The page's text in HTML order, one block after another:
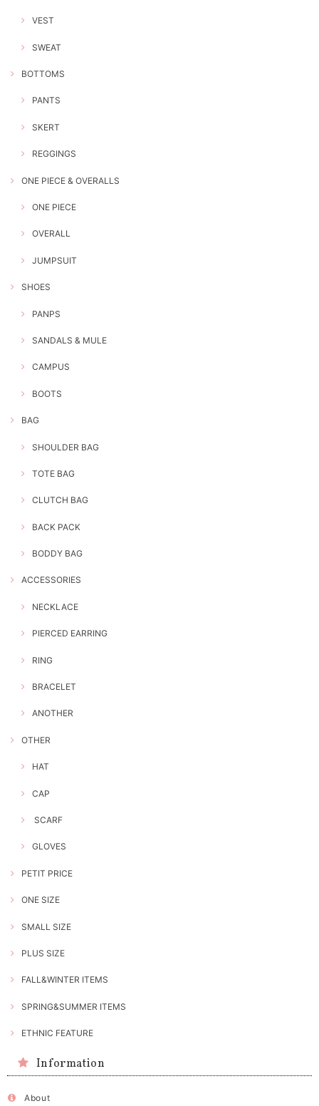
VEST
SWEAT
BOTTOMS
PANTS
SKERT
REGGINGS
ONE PIECE & OVERALLS
ONE PIECE
OVERALL
JUMPSUIT
SHOES
PANPS
SANDALS & MULE
CAMPUS
BOOTS
BAG
SHOULDER BAG
TOTE BAG
CLUTCH BAG
BACK PACK
BODDY BAG
ACCESSORIES
NECKLACE
PIERCED EARRING
RING
BRACELET
ANOTHER
OTHER
HAT
CAP
SCARF
GLOVES
PETIT PRICE
ONE SIZE
SMALL SIZE
PLUS SIZE
FALL&WINTER ITEMS
SPRING&SUMMER ITEMS
ETHNIC FEATURE
Information
About